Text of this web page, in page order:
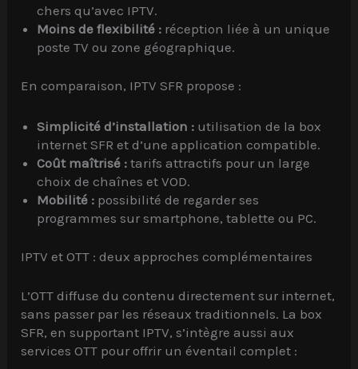
chers qu’avec IPTV.
Moins de flexibilité : réception liée à un unique
poste TV ou zone géographique.
En comparaison, IPTV SFR propose :
Simplicité d’installation : utilisation de la box
internet SFR et d’une application compatible.
Coût maîtrisé : tarifs attractifs pour un large
choix de chaînes et VOD.
Mobilité : possibilité de regarder ses
programmes sur smartphone, tablette ou PC.
IPTV et OTT : deux approches complémentaires
L’OTT diffuse du contenu directement sur internet,
sans passer par les réseaux traditionnels. La box
SFR, en supportant IPTV, s’intègre aussi aux
services OTT pour offrir un éventail complet :